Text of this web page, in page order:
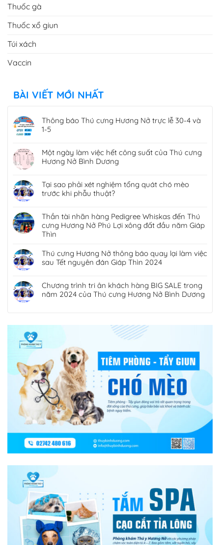
Thuốc gà
Thuốc xổ giun
Túi xách
Vaccin
BÀI VIẾT MỚI NHẤT
Thông báo Thú cưng Hương Nở trực lễ 30-4 và
1-5
Một ngày làm việc hết công suất của Thú cưng
Hương Nở Bình Dương
Tại sao phải xét nghiệm tổng quát chó mèo
trước khi phẫu thuật?
Thần tài nhãn hàng Pedigree Whiskas đến Thú
cưng Hương Nở Phú Lợi xông đất đầu năm Giáp
Thìn
Thú cưng Hương Nở thông báo quay lại làm việc
sau Tết nguyên đán Giáp Thìn 2024
Chương trình tri ân khách hàng BIG SALE trong
năm 2024 của Thú cưng Hương Nở Bình Dương